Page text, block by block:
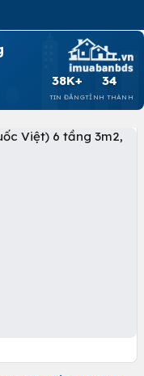
38K+
TIN ĐĂNG
34
TỈNH THÀNH